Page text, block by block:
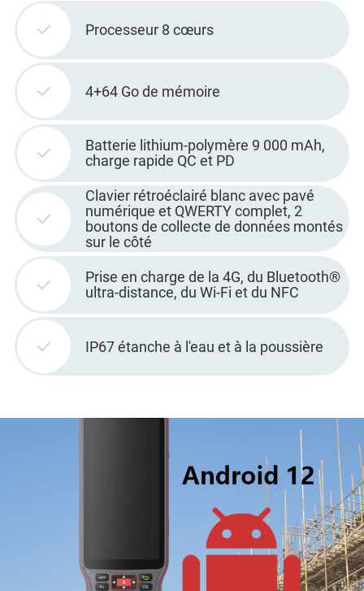
Processeur 8 cœurs
4+64 Go de mémoire
Batterie lithium-polymère 9 000 mAh,
charge rapide QC et PD
Clavier rétroéclairé blanc avec pavé
numérique et QWERTY complet, 2
boutons de collecte de données montés
sur le côté
Prise en charge de la 4G, du Bluetooth®
ultra-distance, du Wi-Fi et du NFC
IP67 étanche à l'eau et à la poussière